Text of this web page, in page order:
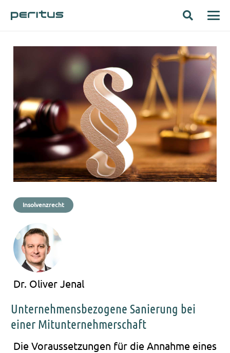
Insolvenzrecht
Dr. Oliver Jenal
Unternehmensbezogene Sanierung bei
einer Mitunternehmerschaft
Die Vor­aus­set­zun­gen für die Annah­me eines